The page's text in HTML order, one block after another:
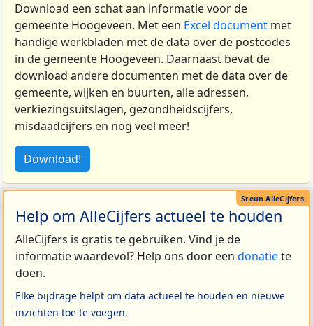
Download een schat aan informatie voor de
gemeente Hoogeveen. Met een Excel document met
handige werkbladen met de data over de postcodes
in de gemeente Hoogeveen. Daarnaast bevat de
download andere documenten met de data over de
gemeente, wijken en buurten, alle adressen,
verkiezingsuitslagen, gezondheidscijfers,
misdaadcijfers en nog veel meer!
Download!
Help om AlleCijfers actueel te houden
AlleCijfers is gratis te gebruiken. Vind je de
informatie waardevol? Help ons door een donatiete
doen.
Elke bijdrage helpt om data actueel te houden en nieuwe
inzichten toe te voegen.